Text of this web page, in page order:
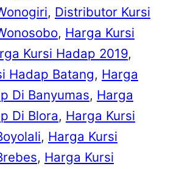
, Distributor Kursi
, Harga Kursi
Kursi Hadap 2019
Hadap Batang, Harga
Di Banyumas, Harga
Di Blora, Harga Kursi
, Harga Kursi
, Harga Kursi